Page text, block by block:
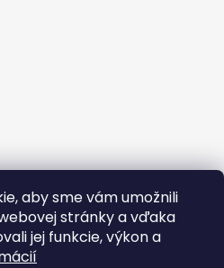
aby sme vám umožnili
stránky a vďaka
jej funkcie, výkon a
údajov